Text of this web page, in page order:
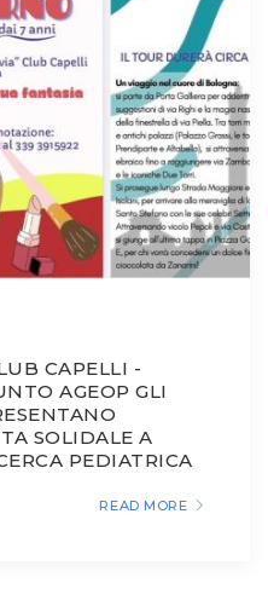
CAPELLI -
AGEOP GLI
SOLIDALE A
PEDIATRICA
READ MORE